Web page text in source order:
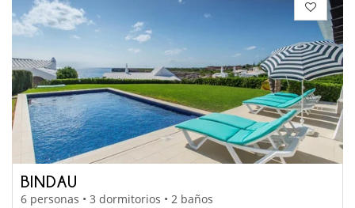
BINDAU
6 personas • 3 dormitorios • 2 baños